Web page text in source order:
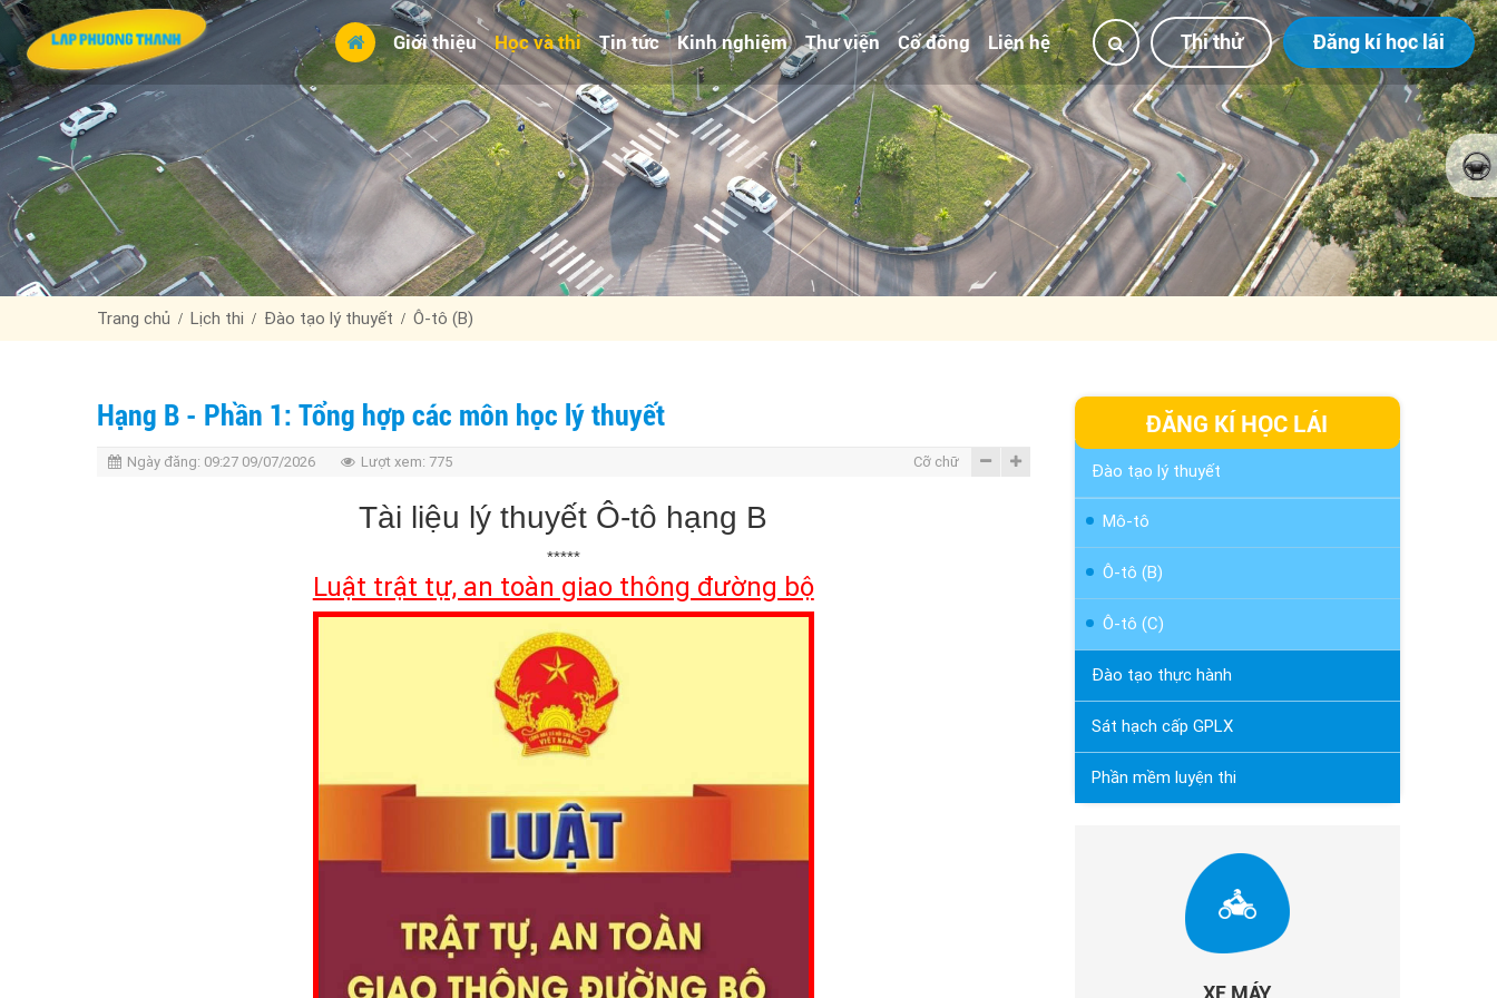
Giới thiệu Học và thi Tin tức Kinh nghiệm Thư viện Cổ đông Liên hệ Thi thử Đăng kí học lái
Trang chủ Lịch thi Đào tạo lý thuyết Ô-tô (B)
Hạng B - Phần 1: Tổng hợp các môn học lý thuyết
Ngày đăng: 09:27 09/07/2026 Lượt xem: 775 Cỡ chữ
Tài liệu lý thuyết Ô-tô hạng B
*****
Luật trật tự, an toàn giao thông đường bộ
ĐĂNG KÍ HỌC LÁI
Đào tạo lý thuyết
Mô-tô
Ô-tô (B)
Ô-tô (C)
Đào tạo thực hành
Sát hạch cấp GPLX
Phần mềm luyện thi
XE MÁY